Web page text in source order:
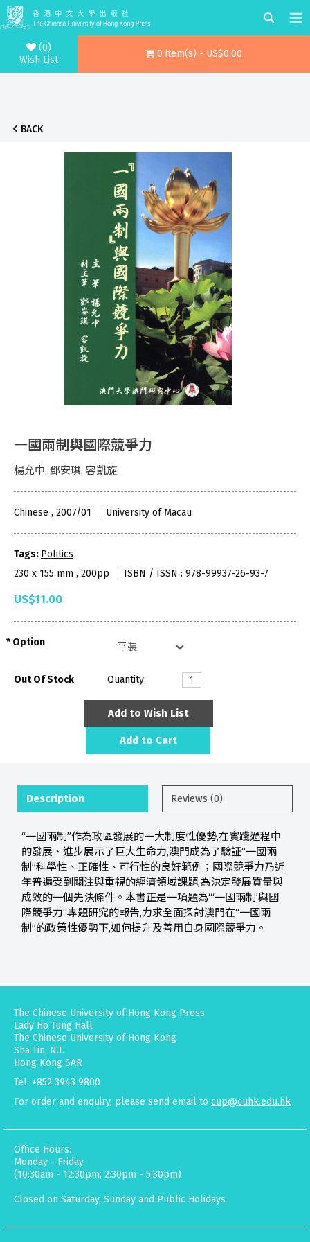
(0)
Wish List
0 item(s) - US$0.00
BACK
一國兩制與國際競爭力
楊允中, 鄧安琪, 容凱旋
Chinese , 2007/01 University of Macau
Tags: Politics
230 x 155 mm , 200pp
ISBN / ISSN : 978-99937-26-93-7
US$11.00
Option
Out Of Stock Quantity:
Add to Wish List
Add to Cart
Description Reviews (0)
“一國兩制”作為政區發展的一大制度性優勢,在實踐過程中
的發展、進步展示了巨大生命力,澳門成為了驗証“一國兩
制”科學性、正確性、可行性的良好範例；國際競爭力乃近
年普遍受到關注與重視的經濟領域課題,為決定發展質量與
成效的一個先決條件。本書正是一項題為“‘一國兩制’與國
際競爭力”專題研究的報告,力求全面探討澳門在“一國兩
制”的政策性優勢下,如何提升及善用自身國際競爭力。
The Chinese University of Hong Kong Press
Lady Ho Tung Hall
The Chinese University of Hong Kong
Sha Tin, N.T.
Hong Kong SAR
Tel: +852 3943 9800
For order and enquiry, please send email to cup@cuhk.edu.hk
Office Hours:
Monday - Friday
(10:30am - 12:30pm; 2:30pm - 5:30pm)
Closed on Saturday, Sunday and Public Holidays